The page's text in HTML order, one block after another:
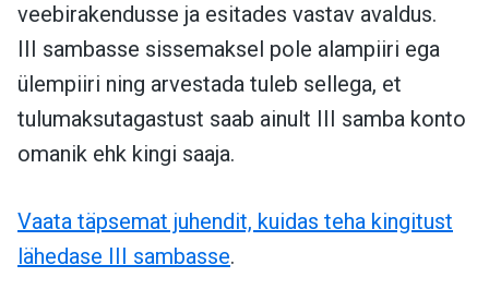
veebirakendusse ja esitades vastav avaldus.
III sambasse sissemaksel pole alampiiri ega
ülempiiri ning arvestada tuleb sellega, et
tulumaksutagastust saab ainult III samba konto
omanik ehk kingi saaja.
Vaata täpsemat juhendit, kuidas teha kingitust
lähedase III sambasse.